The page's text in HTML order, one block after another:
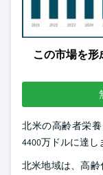
この市場を
北米の高齢者栄
4400万ドルに達し
北米地域は、高